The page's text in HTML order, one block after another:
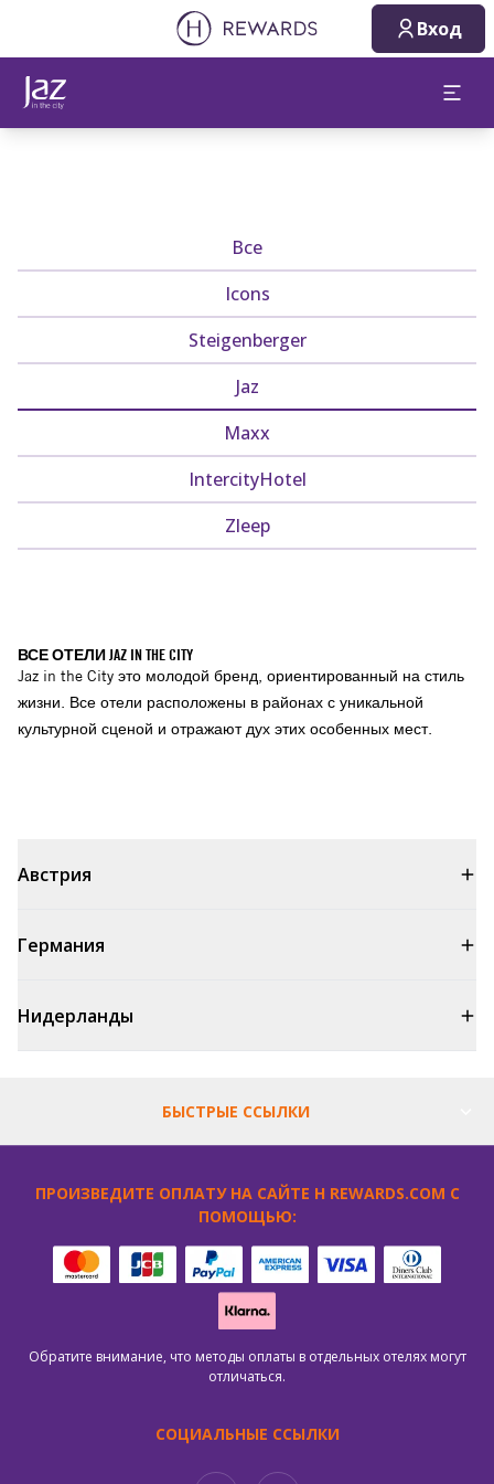
Вход
Все
Icons
Steigenberger
Jaz
Maxx
IntercityHotel
Zleep
ВСЕ ОТЕЛИ JAZ IN THE CITY
Jaz in the City это молодой бренд, ориентированный на стиль
жизни. Все отели расположены в районах с уникальной
культурной сценой и отражают дух этих особенных мест.
Австрия
Германия
Нидерланды
БЫСТРЫЕ ССЫЛКИ
СОЦИАЛЬНЫЕ ССЫЛКИ
ПРОИЗВЕДИТЕ ОПЛАТУ НА САЙТЕ H REWARDS.COM С
ПОМОЩЬЮ:
Обратите внимание, что методы оплаты в отдельных отелях могут
отличаться.